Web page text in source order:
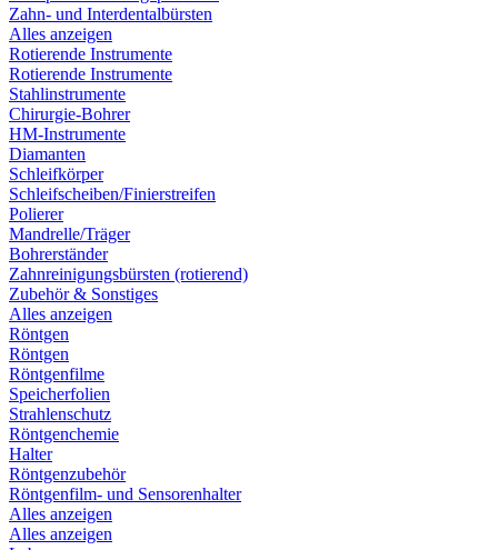
Zahn- und Interdentalbürsten
Alles anzeigen
Rotierende Instrumente
Rotierende Instrumente
Stahlinstrumente
Chirurgie-Bohrer
HM-Instrumente
Diamanten
Schleifkörper
Schleifscheiben/Finierstreifen
Polierer
Mandrelle/Träger
Bohrerständer
Zahnreinigungsbürsten (rotierend)
Zubehör & Sonstiges
Alles anzeigen
Röntgen
Röntgen
Röntgenfilme
Speicherfolien
Strahlenschutz
Röntgenchemie
Halter
Röntgenzubehör
Röntgenfilm- und Sensorenhalter
Alles anzeigen
Alles anzeigen